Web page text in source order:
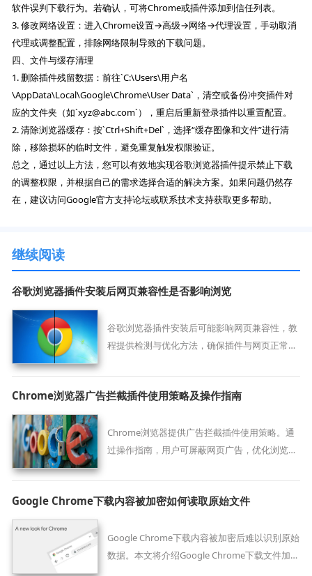
软件误判下载行为。若确认，可将Chrome或插件添加到信任列表。
3. 修改网络设置：进入Chrome设置→高级→网络→代理设置，手动取消
代理或调整配置，排除网络限制导致的下载问题。
四、文件与缓存清理
1. 删除插件残留数据：前往`C:\Users\用户名
\AppData\Local\Google\Chrome\User Data`，清空或备份冲突插件对
应的文件夹（如`xyz@abc.com`），重启后重新登录插件以重置配置。
2. 清除浏览器缓存：按`Ctrl+Shift+Del`，选择“缓存图像和文件”进行清
除，移除损坏的临时文件，避免重复触发权限验证。
总之，通过以上方法，您可以有效地实现谷歌浏览器插件提示禁止下载
的调整权限，并根据自己的需求选择合适的解决方案。如果问题仍然存
在，建议访问Google官方支持论坛或联系技术支持获取更多帮助。
继续阅读
谷歌浏览器插件安装后网页兼容性是否影响浏览
谷歌浏览器插件安装后可能影响网页兼容性，教
程提供检测与优化方法，确保插件与网页正常协
Chrome浏览器广告拦截插件使用策略及操作指南
Chrome浏览器提供广告拦截插件使用策略。通
过操作指南，用户可屏蔽网页广告，优化浏览体
Google Chrome下载内容被加密如何读取原始文件
Google Chrome下载内容被加密后难以识别原始
数据。本文将介绍Google Chrome下载文件加密